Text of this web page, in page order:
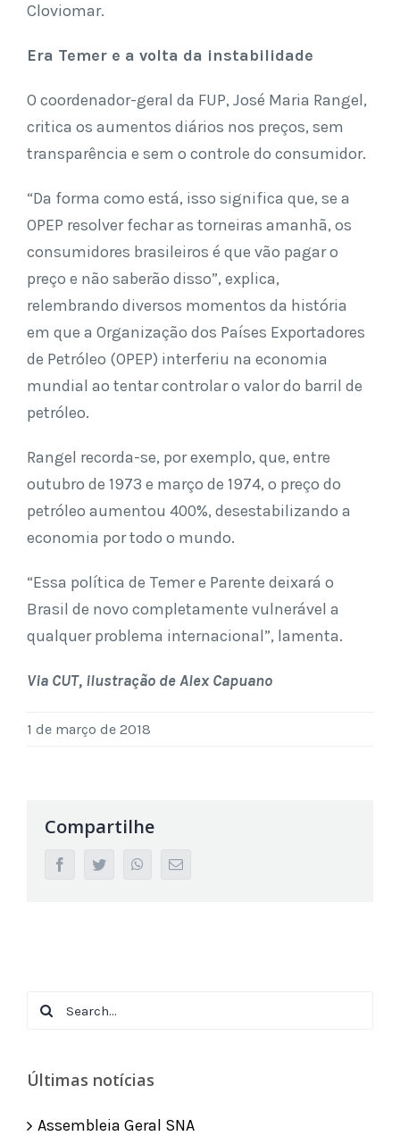
Cloviomar.
Era Temer e a volta da instabilidade
O coordenador-geral da FUP, José Maria Rangel,
critica os aumentos diários nos preços, sem
transparência e sem o controle do consumidor.
“Da forma como está, isso significa que, se a
OPEP resolver fechar as torneiras amanhã, os
consumidores brasileiros é que vão pagar o
preço e não saberão disso”, explica,
relembrando diversos momentos da história
em que a Organização dos Países Exportadores
de Petróleo (OPEP) interferiu na economia
mundial ao tentar controlar o valor do barril de
petróleo.
Rangel recorda-se, por exemplo, que, entre
outubro de 1973 e março de 1974, o preço do
petróleo aumentou 400%, desestabilizando a
economia por todo o mundo.
“Essa política de Temer e Parente deixará o
Brasil de novo completamente vulnerável a
qualquer problema internacional”, lamenta.
Via CUT, ilustração de Alex Capuano
1 de março de 2018
Compartilhe
facebooktwitter whatsappEmail
Search
Últimas notícias
Assembleia Geral SNA